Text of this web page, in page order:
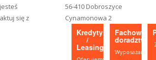
się z
56-410 Dobroszyce
Cynamonowa 2
Kredyty
/
Leasing
Fachowe
doradztwo
Wyposażamy